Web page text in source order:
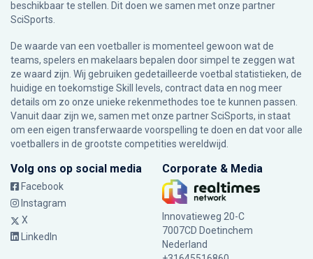
beschikbaar te stellen. Dit doen we samen met onze partner
SciSports
De waarde van een voetballer is momenteel gewoon wat de
teams, spelers en makelaars bepalen door simpel te zeggen wat
ze waard zijn. Wij gebruiken gedetailleerde voetbal statistieken, de
huidige en toekomstige Skill levels, contract data en nog meer
details om zo onze unieke rekenmethodes toe te kunnen passen.
Vanuit daar zijn we, samen met onze partner SciSports, in staat
om een eigen transferwaarde voorspelling te doen en dat voor alle
voetballers in de grootste competities wereldwijd.
Volg ons op social media
Facebook
Instagram
X
LinkedIn
Corporate & Media
Innovatieweg 20-C
7007CD Doetinchem
Nederland